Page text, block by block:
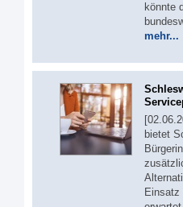
könnte
mehr...
bietet
Einsatz